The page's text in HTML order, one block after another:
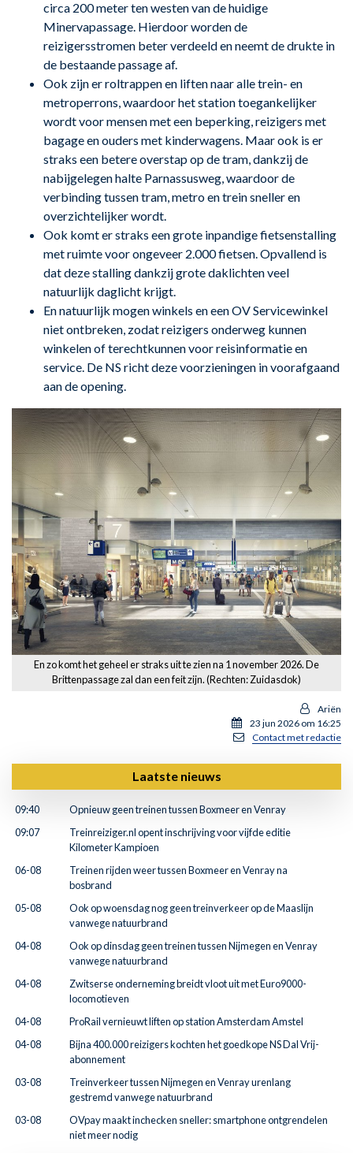
circa 200 meter ten westen van de huidige
Minervapassage. Hierdoor worden de
reizigersstromen beter verdeeld en neemt de drukte in
de bestaande passage af.
Ook zijn er roltrappen en liften naar alle trein- en
metroperrons, waardoor het station toegankelijker
wordt voor mensen met een beperking, reizigers met
bagage en ouders met kinderwagens. Maar ook is er
straks een betere overstap op de tram, dankzij de
nabijgelegen halte Parnassusweg, waardoor de
verbinding tussen tram, metro en trein sneller en
overzichtelijker wordt.
Ook komt er straks een grote inpandige fietsenstalling
met ruimte voor ongeveer 2.000 fietsen. Opvallend is
dat deze stalling dankzij grote daklichten veel
natuurlijk daglicht krijgt.
En natuurlijk mogen winkels en een OV Servicewinkel
niet ontbreken, zodat reizigers onderweg kunnen
winkelen of terechtkunnen voor reisinformatie en
service. De NS richt deze voorzieningen in voorafgaand
aan de opening.
En zo komt het geheel er straks uit te zien na 1 november 2026. De
Brittenpassage zal dan een feit zijn. (Rechten: Zuidasdok)
Ariën
23 jun 2026 om 16:25
Contact met redactie
Laatste nieuws
09:40
Opnieuw geen treinen tussen Boxmeer en Venray
09:07
Treinreiziger.nl opent inschrijving voor vijfde editie
Kilometer Kampioen
06-08
Treinen rijden weer tussen Boxmeer en Venray na
bosbrand
05-08
Ook op woensdag nog geen treinverkeer op de Maaslijn
vanwege natuurbrand
04-08
Ook op dinsdag geen treinen tussen Nijmegen en Venray
vanwege natuurbrand
04-08
Zwitserse onderneming breidt vloot uit met Euro9000-
locomotieven
04-08
ProRail vernieuwt liften op station Amsterdam Amstel
04-08
Bijna 400.000 reizigers kochten het goedkope NS Dal Vrij-
abonnement
03-08
Treinverkeer tussen Nijmegen en Venray urenlang
gestremd vanwege natuurbrand
03-08
OVpay maakt inchecken sneller: smartphone ontgrendelen
niet meer nodig